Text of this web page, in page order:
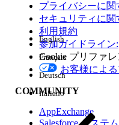
エディション
プライバシーに関
セキュリティに関
利用規約
参加ガイドライン:
Cookie プリファ
お客様によ
COMMUNITY
AppExchange
Salesforce システ
English
Français
Deutsch
Italiano